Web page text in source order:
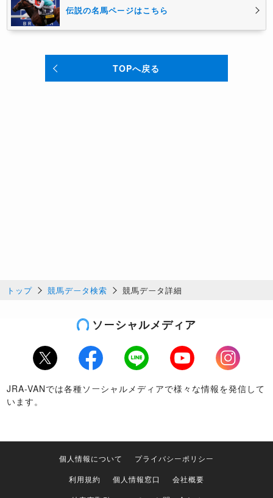
伝説の名馬ページはこちら
TOPへ戻る
トップ 競馬データ検索 競馬データ詳細
ソーシャルメディア
Twitter Facebook LINE Youtube
Instagram
JRA-VANでは各種ソーシャルメディアで様々な情報を発信して
います。
個人情報について
プライバシーポリシー
利用規約
個人情報窓口
会社概要